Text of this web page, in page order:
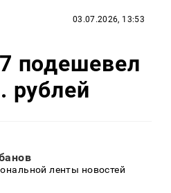
03.07.2026, 13:53
подешевел
рублей
ленты новостей